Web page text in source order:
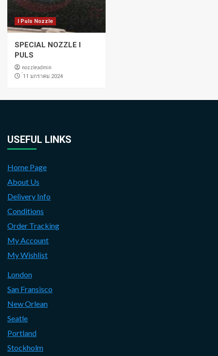
I Puls Nozzle
SPECIAL NOZZLE I
PULS
nozzleadmin
่11 มกราคม 2024
USEFUL LINKS
Home Page
About Us
Delivery Info
Conditions
Order Tracking
My Account
My Wishlist
London
San Fransisco
New Orlean
Seatle
Portland
Stockholm